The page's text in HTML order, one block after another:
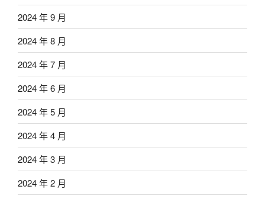
2024 年 9 月
2024 年 8 月
2024 年 7 月
2024 年 6 月
2024 年 5 月
2024 年 4 月
2024 年 3 月
2024 年 2 月